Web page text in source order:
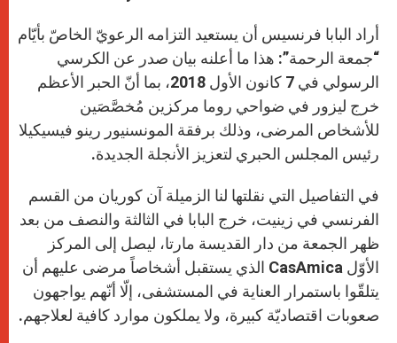
p
p
g
e
r
o
k
أراد البابا فرنسيس أن يستعيد التزامه الرعويّ الخاصّ بأيّام
“جمعة الرحمة”: هذا ما أعلنه بيان صدر عن الكرسي
الرسولي في 7 كانون الأول 2018، بما أنّ الحبر الأعظم
خرج ليزور في ضواحي روما مركزين مُخصَّصَين
للأشخاص المرضى، وذلك برفقة المونسنيور رينو فيسيكيلا
رئيس المجلس الحبري لتعزيز الأنجلة الجديدة.
في التفاصيل التي نقلتها لنا الزميلة آن كوريان من القسم
الفرنسي في زينيت، خرج البابا في الثالثة والنصف من بعد
ظهر الجمعة من دار القديسة مارتا، ليصل إلى المركز
الأوّل CasAmica الذي يستقبل أشخاصاً مرضى عليهم أن
يتلقّوا باستمرار العناية في المستشفى، إلّا أنّهم يواجهون
صعوبات اقتصاديّة كبيرة، ولا يملكون موارد كافية لعلاجهم.